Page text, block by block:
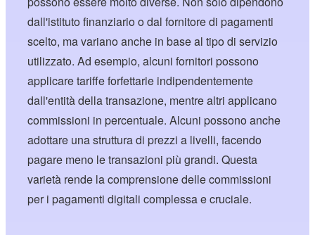
dall'istituto finanziario o dal fornitore di pagamenti
scelto, ma variano anche in base al tipo di servizio
utilizzato. Ad esempio, alcuni fornitori possono
applicare tariffe forfettarie indipendentemente
dall'entità della transazione, mentre altri applicano
commissioni in percentuale. Alcuni possono anche
adottare una struttura di prezzi a livelli, facendo
pagare meno le transazioni più grandi. Questa
varietà rende la comprensione delle commissioni
per i pagamenti digitali complessa e cruciale.